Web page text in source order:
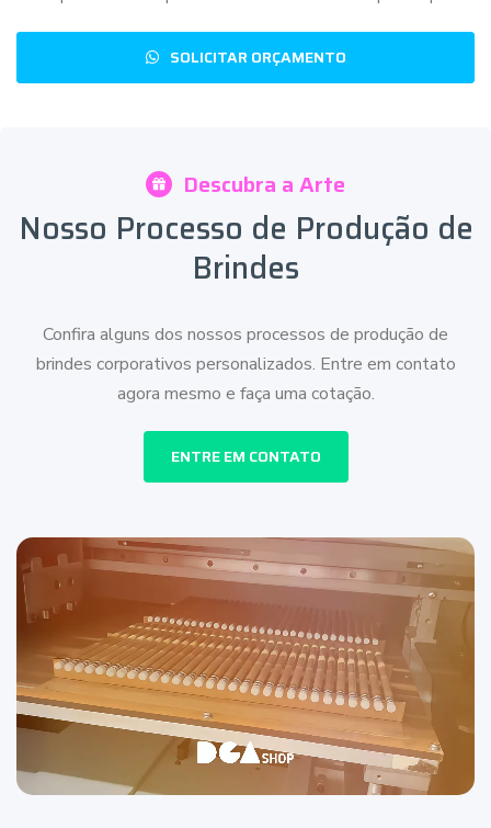
SOLICITAR ORÇAMENTO
Descubra a Arte
Nosso Processo de Produção de
Brindes
Confira alguns dos nossos processos de produção de
brindes corporativos personalizados. Entre em contato
agora mesmo e faça uma cotação.
ENTRE EM CONTATO